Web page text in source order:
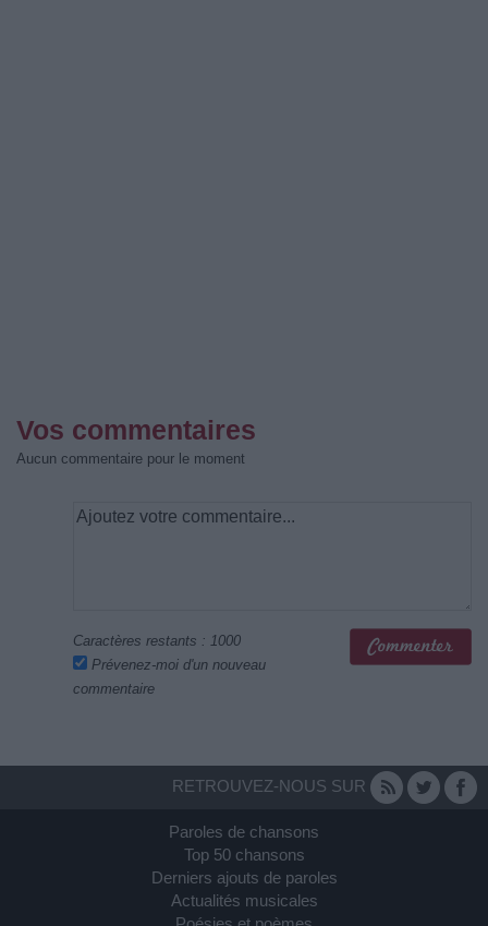
Vos commentaires
Aucun commentaire pour le moment
Caractères restants : 1000
Prévenez-moi d'un nouveau
commentaire
RETROUVEZ-NOUS SUR
Paroles de chansons
Top 50 chansons
Derniers ajouts de paroles
Actualités musicales